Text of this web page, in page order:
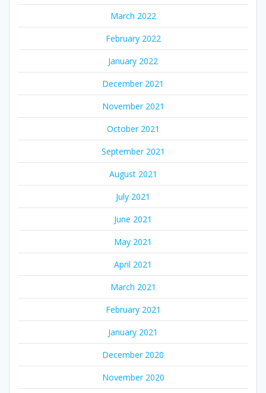
March 2022
February 2022
January 2022
December 2021
November 2021
October 2021
September 2021
August 2021
July 2021
June 2021
May 2021
April 2021
March 2021
February 2021
January 2021
December 2020
November 2020